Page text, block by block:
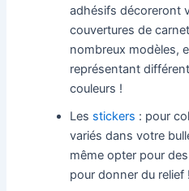
adhésifs décoreront
couvertures de
nombreux modèles,
représentant
couleurs !
Les stickers : pour
variés dans votre
même opter pour
pour donner du relief !